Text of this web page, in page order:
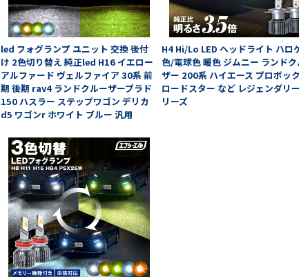
led フォグランプ ユニット 交換 後付
け 2色切り替え 純正led H16 イエロー
アルファード ヴェルファイア 30系 前
期 後期 rav4 ランドクルーザープラド
150 ハスラー ステップワゴン デリカ
d5 ワゴンr ホワイト ブルー 汎用
H4 Hi/Lo LED ヘッドライト ハロ
色/電球色 暖色 ジムニー ランドク
ザー 200系 ハイエース プロボッ
ロードスター など レジェンダリ
リーズ